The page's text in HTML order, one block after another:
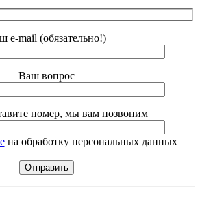
e-mail (обязательно!)
Ваш вопрос
номер, мы вам позвоним
на обработку персональных данных